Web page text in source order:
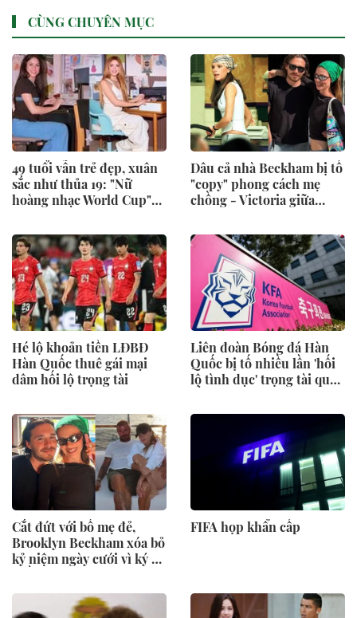
CÙNG CHUYÊN MỤC
49 tuổi vẫn trẻ đẹp, xuân
sắc như thủa 19: "Nữ
hoàng nhạc World Cup"
huyền thoại sau 30 năm,
nhan sắc đỉnh cao gây sốt
Dâu cả nhà Beckham bị tố
"copy" phong cách mẹ
chồng - Victoria giữa
Hé lộ khoản tiền LĐBĐ
Hàn Quốc thuê gái mại
dâm hối lộ trọng tài
Liên đoàn Bóng đá Hàn
Quốc bị tố nhiều lần 'hối
lộ tình dục' trọng tài quốc
Cắt đứt với bố mẹ đẻ,
Brooklyn Beckham xóa bỏ
kỷ niệm ngày cưới vì ký ức
trong ngày cưới
FIFA họp khẩn cấp